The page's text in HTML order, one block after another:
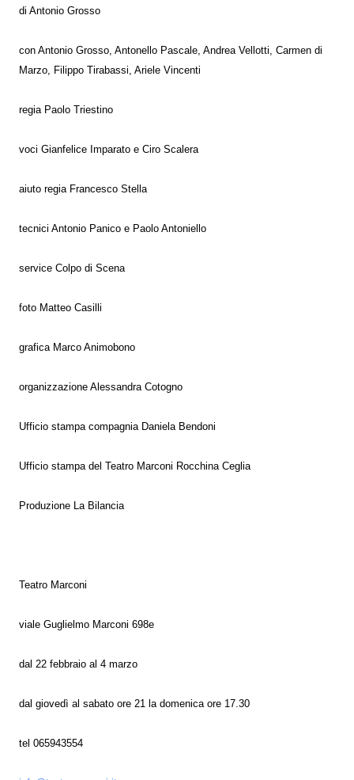
di Antonio Grosso
con Antonio Grosso, Antonello Pascale, Andrea Vellotti, Carmen di
Marzo, Filippo Tirabassi, Ariele Vincenti
regia Paolo Triestino
voci Gianfelice Imparato e Ciro Scalera
aiuto regia Francesco Stella
tecnici Antonio Panico e Paolo Antoniello
service Colpo di Scena
foto Matteo Casilli
grafica Marco Animobono
organizzazione Alessandra Cotogno
Ufficio stampa compagnia Daniela Bendoni
Ufficio stampa del Teatro Marconi Rocchina Ceglia
Produzione La Bilancia
Teatro Marconi
viale Guglielmo Marconi 698e
dal 22 febbraio al 4 marzo
dal giovedì al sabato ore 21 la domenica ore 17.30
tel 065943554